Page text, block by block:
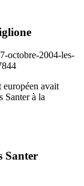
octobre-2004-les-
européen avait
Santer à la
Santer